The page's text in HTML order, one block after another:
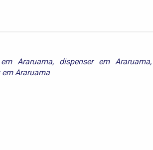
Araruama, dispenser em Araruama,
Araruama